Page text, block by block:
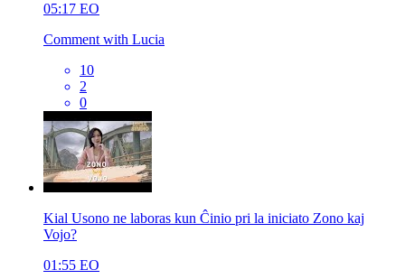
05:17 EO
Comment with Lucia
10
2
0
Kial Usono ne laboras kun Ĉinio pri la iniciato Zono kaj
Vojo?
01:55 EO